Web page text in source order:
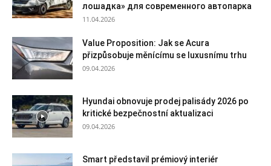
лошадка» для современного автопарка
11.04.2026
Value Proposition: Jak se Acura
přizpůsobuje měnícímu se luxusnímu trhu
09.04.2026
Hyundai obnovuje prodej palisády 2026 po
kritické bezpečnostní aktualizaci
09.04.2026
Smart představil prémiový interiér